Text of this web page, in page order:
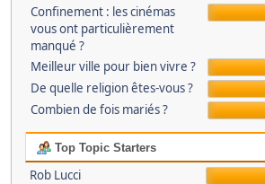
Confinement : les cinémas
vous ont particulièrement
manqué ?
Meilleur ville pour bien vivre ?
De quelle religion êtes-vous ?
Combien de fois mariés ?
Top Topic Starters
Rob Lucci